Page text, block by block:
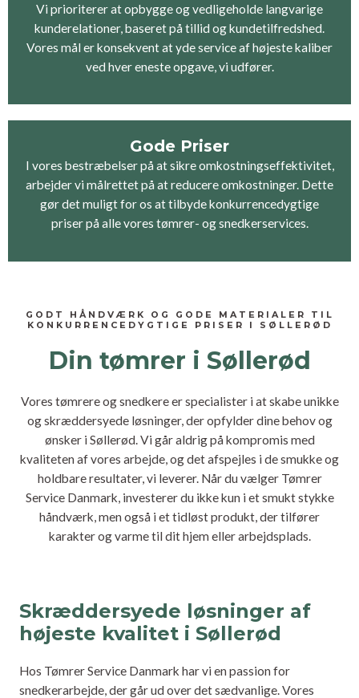
Vi prioriterer at opbygge og vedligeholde langvarige
kunderelationer, baseret på tillid og kundetilfredshed.
Vores mål er konsekvent at yde service af højeste kaliber
ved hver eneste opgave, vi udfører.
Gode Priser
I vores bestræbelser på at sikre omkostningseffektivitet,
arbejder vi målrettet på at reducere omkostninger. Dette
gør det muligt for os at tilbyde konkurrencedygtige
priser på alle vores tømrer- og snedkerservices.
GODT HÅNDVÆRK OG GODE MATERIALER TIL
KONKURRENCEDYGTIGE PRISER I SØLLERØD
Din tømrer i Søllerød
Vores tømrere og snedkere er specialister i at skabe unikke
og skræddersyede løsninger, der opfylder dine behov og
ønsker i Søllerød. Vi går aldrig på kompromis med
kvaliteten af vores arbejde, og det afspejles i de smukke og
holdbare resultater, vi leverer. Når du vælger Tømrer
Service Danmark, investerer du ikke kun i et smukt stykke
håndværk, men også i et tidløst produkt, der tilfører
karakter og varme til dit hjem eller arbejdsplads.
Skræddersyede løsninger af
højeste kvalitet i Søllerød
Hos Tømrer Service Danmark har vi en passion for
snedkerarbejde, der går ud over det sædvanlige. Vores